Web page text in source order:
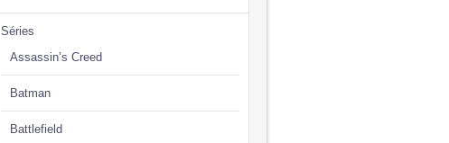
Séries
Assassin’s Creed
Batman
Battlefield